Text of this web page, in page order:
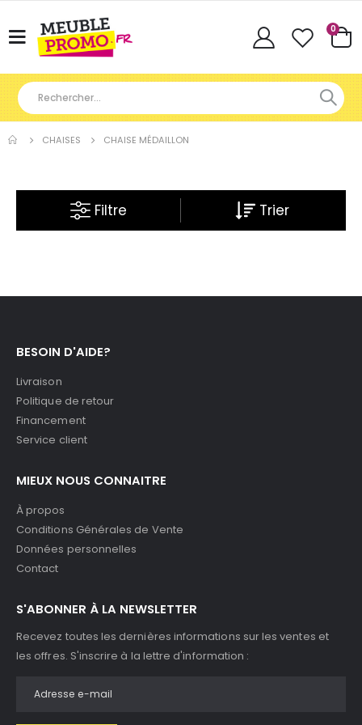
Basculer
Cart
0
CHAISES CHAISE MÉDAILLON
Filtre
BESOIN D'AIDE?
Livraison
Politique de retour
Financement
Service client
MIEUX NOUS CONNAITRE
À propos
Conditions Générales de Vente
Données personnelles
Contact
S'ABONNER À LA NEWSLETTER
Recevez toutes les dernières informations sur les ventes et
les offres. S'inscrire à la lettre d'information :